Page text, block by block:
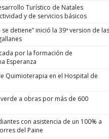
Turístico de Natales
y de servicios básicos
detiene” inició la 39ª version de las
por la formación de
Esperanza
Quimioterapia en el Hospital de
a obras por más de 600
con asistencia de un 100% a
del Paine